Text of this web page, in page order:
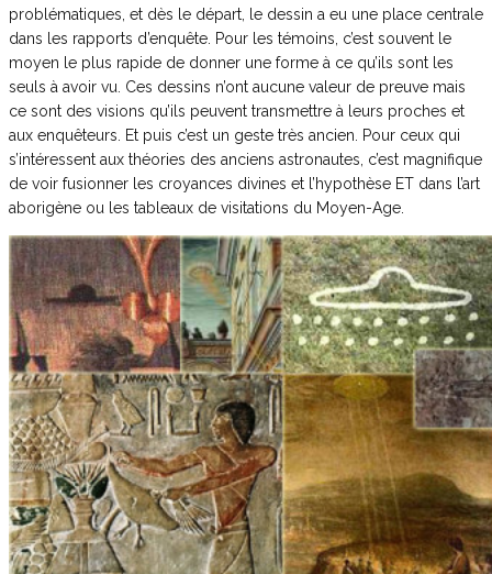
problématiques, et dès le départ, le dessin a eu une place centrale
dans les rapports d’enquête. Pour les témoins, c’est souvent le
moyen le plus rapide de donner une forme à ce qu’ils sont les
seuls à avoir vu. Ces dessins n’ont aucune valeur de preuve mais
ce sont des visions qu’ils peuvent transmettre à leurs proches et
aux enquêteurs. Et puis c’est un geste très ancien. Pour ceux qui
s’intéressent aux théories des anciens astronautes, c’est magnifique
de voir fusionner les croyances divines et l’hypothèse ET dans l’art
aborigène ou les tableaux de visitations du Moyen-Age.